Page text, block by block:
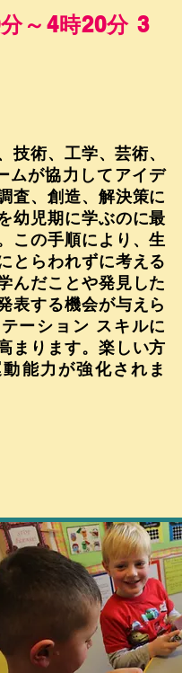
～4時20分 3
技術、工学、芸術、
ムが協力してアイデ
査、創造、解決策に
幼児期に学ぶのに最
この手順により、生
とらわれずに考える
んだことや発見した
表する機会が与えら
ーション スキルに
まります。楽しい方
能力が強化されま